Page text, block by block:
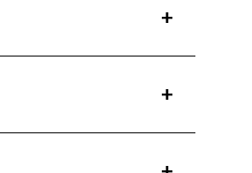
+
+